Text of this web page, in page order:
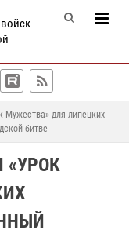
Мужества» для липецких
битве
«УРОК